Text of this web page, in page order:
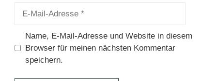
Adresse
Name, E-Mail-Adresse und Website in diesem
Browser für meinen nächsten Kommentar
speichern.